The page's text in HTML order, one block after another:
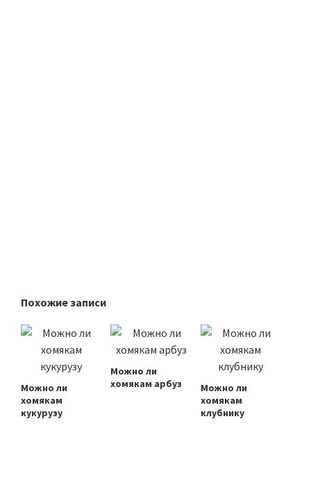
Похожие записи
Можно ли
хомякам
кукурузу
Можно ли
хомякам арбуз
Можно ли
хомякам
клубнику